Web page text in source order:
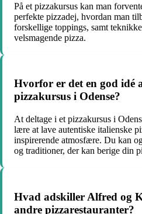
På et pizzakursus kan man
perfekte pizzadej, hvordan man
forskellige toppings, samt
velsmagende pizza.
Hvorfor er det en god idé
pizzakursus i Odense?
At deltage i et pizzakursus i
lære at lave autentiske italienske
inspirerende atmosfære. Du kan
og traditioner, der kan berige din
Hvad adskiller Alfred og
andre pizzarestauranter?